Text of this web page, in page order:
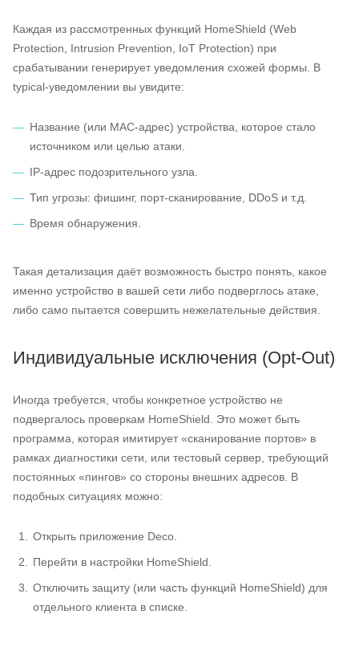
Каждая из рассмотренных функций HomeShield (Web
Protection, Intrusion Prevention, IoT Protection) при
срабатывании генерирует уведомления схожей формы. В
typical-уведомлении вы увидите:
Название (или MAC-адрес) устройства, которое стало
источником или целью атаки.
IP-адрес подозрительного узла.
Тип угрозы: фишинг, порт-сканирование, DDoS и т.д.
Время обнаружения.
Такая детализация даёт возможность быстро понять, какое
именно устройство в вашей сети либо подверглось атаке,
либо само пытается совершить нежелательные действия.
Индивидуальные исключения (Opt-Out)
Иногда требуется, чтобы конкретное устройство не
подвергалось проверкам HomeShield. Это может быть
программа, которая имитирует «сканирование портов» в
рамках диагностики сети, или тестовый сервер, требующий
постоянных «пингов» со стороны внешних адресов. В
подобных ситуациях можно:
Открыть приложение Deco.
Перейти в настройки HomeShield.
Отключить защиту (или часть функций HomeShield) для
отдельного клиента в списке.